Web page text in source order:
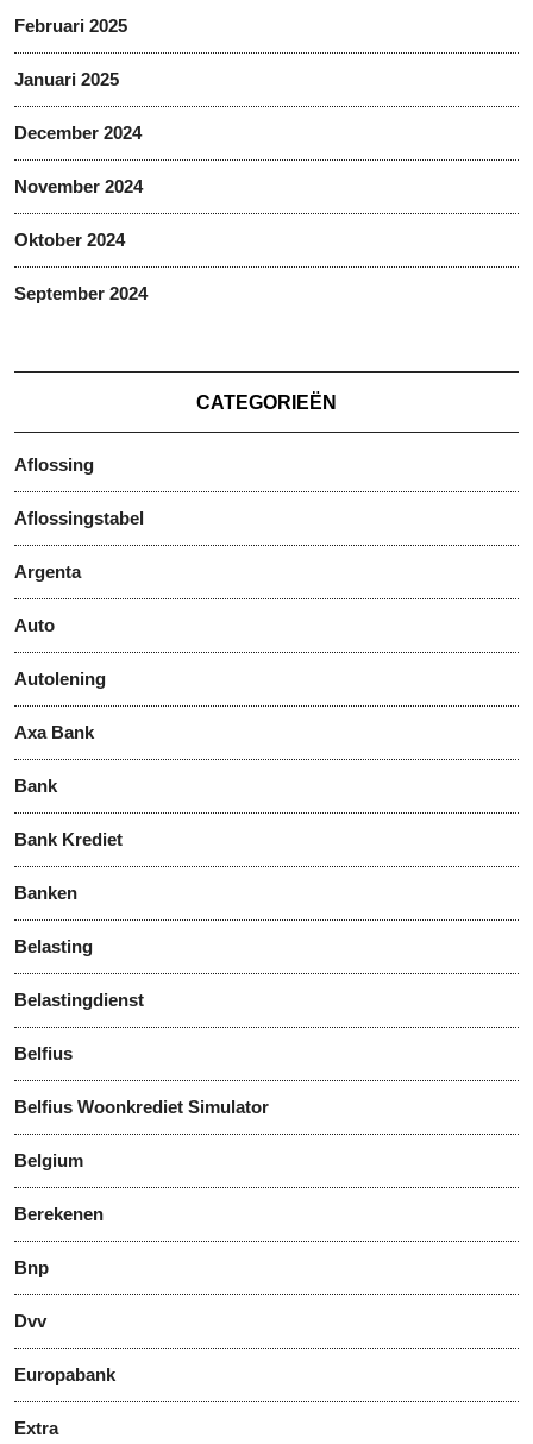
Februari 2025
Januari 2025
December 2024
November 2024
Oktober 2024
September 2024
CATEGORIEËN
Aflossing
Aflossingstabel
Argenta
Auto
Autolening
Axa Bank
Bank
Bank Krediet
Banken
Belasting
Belastingdienst
Belfius
Belfius Woonkrediet Simulator
Belgium
Berekenen
Bnp
Dvv
Europabank
Extra